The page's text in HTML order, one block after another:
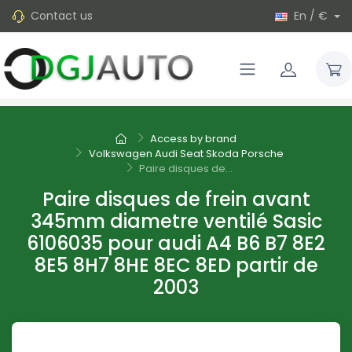
Contact us En / €
Access by brand
Volkswagen Audi Seat Skoda Porsche
Paire disques de...
Paire disques de frein avant
345mm diametre ventilé Sasic
6106035 pour audi A4 B6 B7 8E2
8E5 8H7 8HE 8EC 8ED partir de
2003